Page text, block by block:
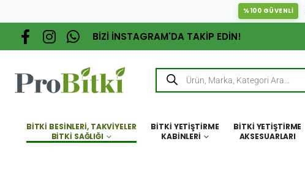
%100 GÜVENLİ
BİZİ İNSTAGRAM'DA TAKİP EDİN!
BITKI BESINLERI, TAKVIYELER
BITKI SAĞLIĞI
BITKI YETIŞTIRME
KABINLERI
BITKI YETIŞTIRME
AKSESUARLARI